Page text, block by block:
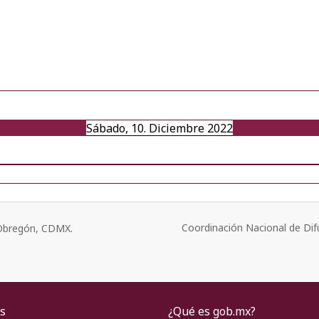
Sábado, 10. Diciembre 2022
CDMX. Coordinación Nacional de
¿Qué es gob.mx?